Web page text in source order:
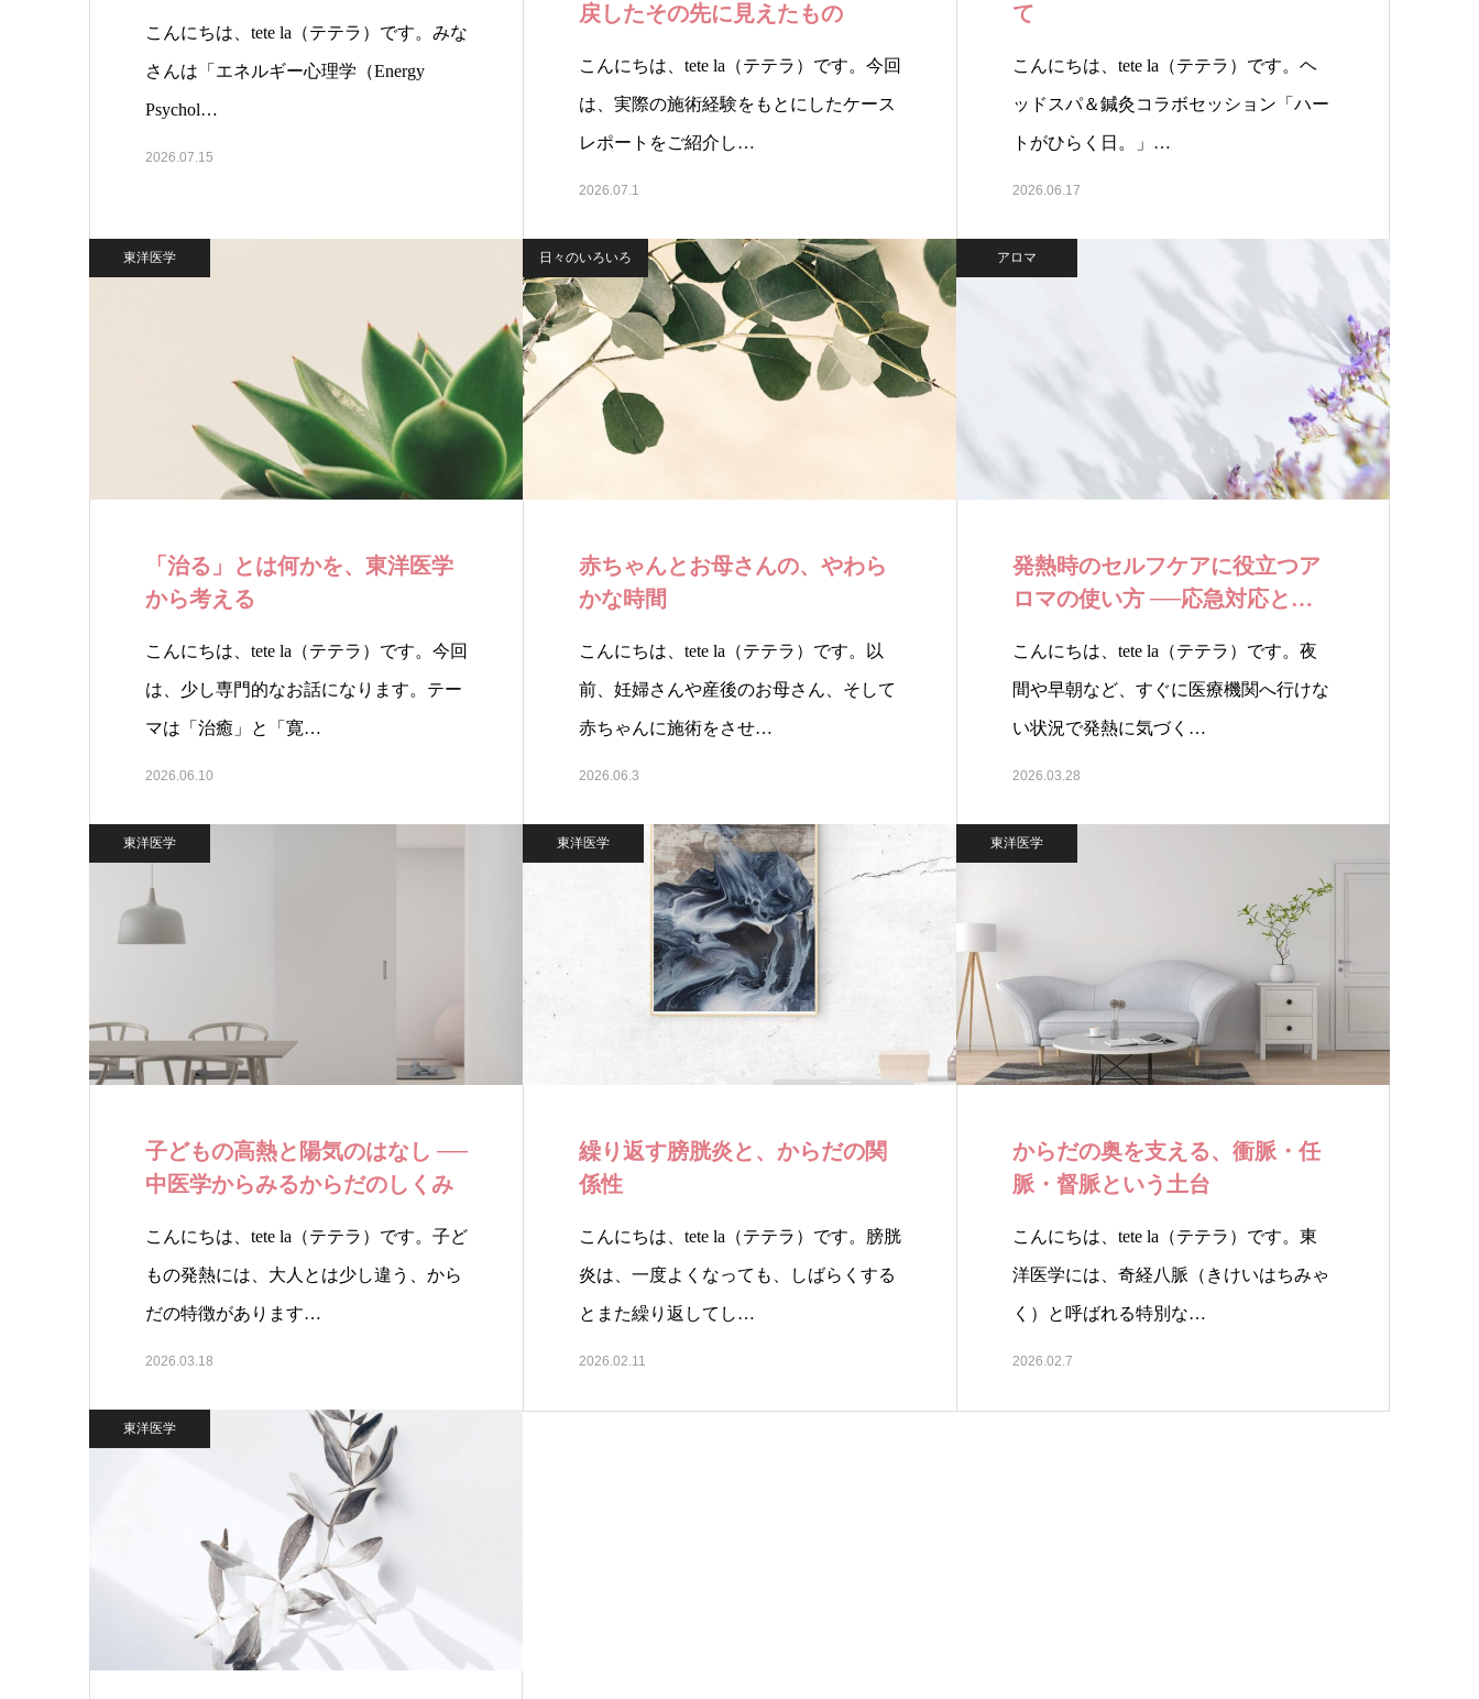
こんにちは、tete la（テテラ）です。みな
さんは「エネルギー心理学（Energy
Psychol…
2026.07.15
戻したその先に見えたもの
こんにちは、tete la（テテラ）です。今回
は、実際の施術経験をもとにしたケース
レポートをご紹介し…
2026.07.1
て
こんにちは、tete la（テテラ）です。ヘ
ッドスパ＆鍼灸コラボセッション「ハー
トがひらく日。」…
2026.06.17
東洋医学
「治る」とは何かを、東洋医学
から考える
こんにちは、tete la（テテラ）です。今回
は、少し専門的なお話になります。テー
マは「治癒」と「寛…
2026.06.10
日々のいろいろ
赤ちゃんとお母さんの、やわら
かな時間
こんにちは、tete la（テテラ）です。以
前、妊婦さんや産後のお母さん、そして
赤ちゃんに施術をさせ…
2026.06.3
アロマ
発熱時のセルフケアに役立つア
ロマの使い方 ──応急対応とし
こんにちは、tete la（テテラ）です。夜
間や早朝など、すぐに医療機関へ行けな
い状況で発熱に気づく…
2026.03.28
東洋医学
子どもの高熱と陽気のはなし ──
中医学からみるからだのしくみ
こんにちは、tete la（テテラ）です。子ど
もの発熱には、大人とは少し違う、から
だの特徴があります…
2026.03.18
東洋医学
繰り返す膀胱炎と、からだの関
係性
こんにちは、tete la（テテラ）です。膀胱
炎は、一度よくなっても、しばらくする
とまた繰り返してし…
2026.02.11
東洋医学
からだの奥を支える、衝脈・任
脈・督脈という土台
こんにちは、tete la（テテラ）です。東
洋医学には、奇経八脈（きけいはちみゃ
く）と呼ばれる特別な…
2026.02.7
東洋医学